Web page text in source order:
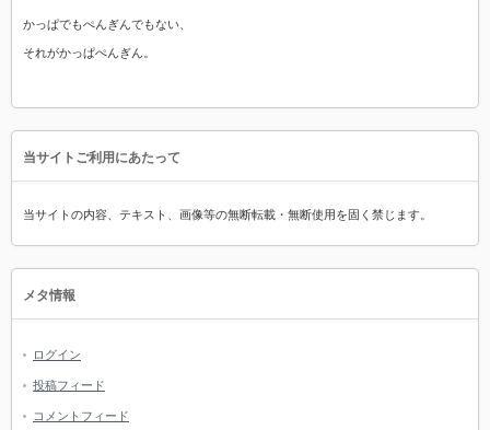
かっぱでもぺんぎんでもない、
それがかっぱぺんぎん。
当サイトご利用にあたって
当サイトの内容、テキスト、画像等の無断転載・無断使用を固く禁じます。
メタ情報
ログイン
投稿フィード
コメントフィード